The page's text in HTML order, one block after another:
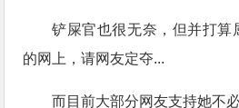
铲屎官也很无奈，但并打算
的网上，请网友定夺...
而目前大部分网友支持她不